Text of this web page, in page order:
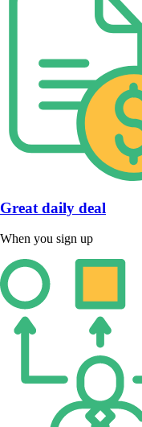
Great daily deal
When you sign up